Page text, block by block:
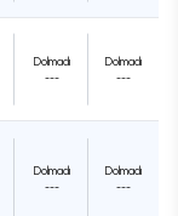
Dolmadı
---
Dolmadı
---
Dolmadı
---
Dolmadı
---